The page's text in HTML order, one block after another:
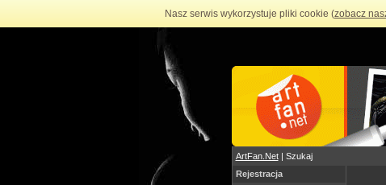
Nasz serwis wykorzystuje pliki cookie (zobacz
ArtFan.Net| Szukaj
Rejestracja